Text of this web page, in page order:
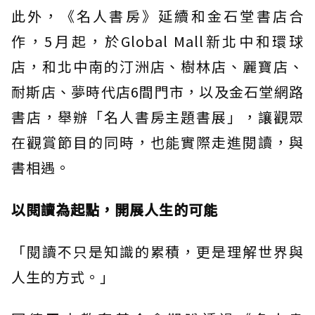
此外，《名人書房》延續和金石堂書店合
作，5月起，於Global Mall新北中和環球
店，和北中南的汀洲店、樹林店、麗寶店、
耐斯店、夢時代店6間門市，以及金石堂網路
書店，舉辦「名人書房主題書展」，讓觀眾
在觀賞節目的同時，也能實際走進閱讀，與
書相遇。
以閱讀為起點，開展人生的可能
「閱讀不只是知識的累積，更是理解世界與
人生的方式。」